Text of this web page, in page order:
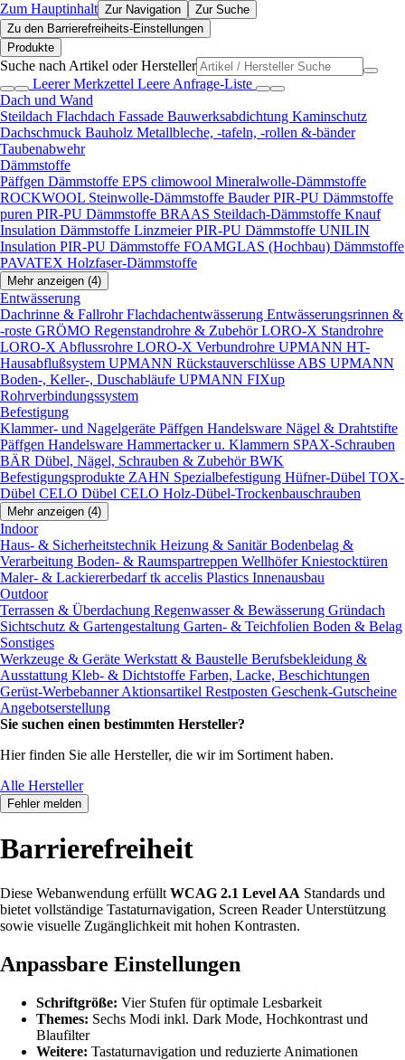
Zum Hauptinhalt Zur Navigation
Zur Suche
Zu den Barrierefreiheits-Einstellungen
Produkte
Suche nach Artikel oder Hersteller
Leerer Merkzettel Leere Anfrage-Liste
Dach und Wand
Steildach Flachdach Fassade Bauwerksabdichtung Kaminschutz
Dachschmuck Bauholz Metallbleche, -tafeln, -rollen &-bänder
Taubenabwehr
Dämmstoffe
Päffgen Dämmstoffe EPS climowool Mineralwolle-Dämmstoffe
ROCKWOOL Steinwolle-Dämmstoffe Bauder PIR-PU Dämmstoffe
puren PIR-PU Dämmstoffe BRAAS Steildach-Dämmstoffe Knauf
Insulation Dämmstoffe Linzmeier PIR-PU Dämmstoffe UNILIN
Insulation PIR-PU Dämmstoffe FOAMGLAS (Hochbau) Dämmstoffe
PAVATEX Holzfaser-Dämmstoffe
Mehr anzeigen (4)
Entwässerung
Dachrinne & FallrohrFlachdachentwässerung Entwässerungsrinnen &
-roste GRÖMO Regenstandrohre & ZubehörLORO-X Standrohre
LORO-X Abflussrohre LORO-X Verbundrohre UPMANN HT-
Hausabflußsystem UPMANN Rückstauverschlüsse ABS UPMANN
Boden-, Keller-, Duschabläufe UPMANN FIXup
Rohrverbindungssystem
Befestigung
Klammer- und Nagelgeräte Päffgen Handelsware Nägel & Drahtstifte
Päffgen Handelsware Hammertacker u. Klammern SPAX-Schrauben
BÄR Dübel, Nägel, Schrauben & ZubehörBWK
Befestigungsprodukte ZAHN Spezialbefestigung Hüfner-Dübel TOX-
Dübel CELO Dübel CELO Holz-Dübel-Trockenbauschrauben
Mehr anzeigen (4)
Indoor
Haus- & Sicherheitstechnik Heizung & SanitärBodenbelag &
Verarbeitung Boden- & Raumspartreppen Wellhöfer Kniestocktüren
Maler- & Lackiererbedarftk accelis Plastics Innenausbau
Outdoor
Terrassen & Überdachung Regenwasser & Bewässerung Gründach
Sichtschutz & Gartengestaltung Garten- & Teichfolien Boden & Belag
Sonstiges
Werkzeuge & Geräte Werkstatt & Baustelle Berufsbekleidung &
Ausstattung Kleb- & Dichtstoffe Farben, Lacke, Beschichtungen
Gerüst-WerbebannerAktionsartikel Restposten Geschenk-Gutscheine
Angebotserstellung
Sie suchen einen bestimmten Hersteller?
Hier finden Sie alle Hersteller, die wir im Sortiment haben.
Alle Hersteller
Fehler melden
Barrierefreiheit
Diese Webanwendung erfüllt WCAG 2.1 Level AA Standards und
bietet vollständige Tastaturnavigation, Screen Reader Unterstützung
sowie visuelle Zugänglichkeit mit hohen Kontrasten.
Anpassbare Einstellungen
Schriftgröße: Vier Stufen für optimale Lesbarkeit
Themes: Sechs Modi inkl. Dark Mode, Hochkontrast und
Blaufilter
Weitere: Tastaturnavigation und reduzierte Animationen